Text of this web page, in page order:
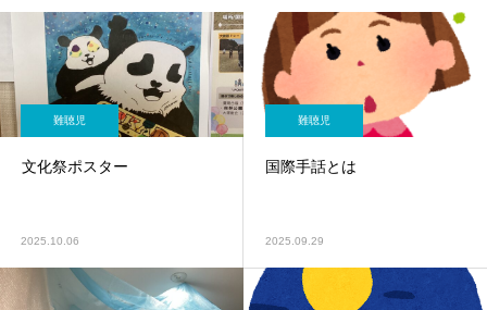
難聴児
文化祭ポスター
2025.10.06
難聴児
国際手話とは
2025.09.29